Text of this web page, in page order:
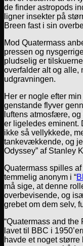
de finder astropods
ligner insekter på
Breen fast i sin
Mod Quatermass
pressen og
pludselig er
overfalder alt og alle,
udgravningen.
Her er nogle efter
genstande flyver
luftens atmosfære,
er ligeledes eminent.
ikke så vellykkede,
tankevækkende, og
Odyssey” af Stanley
Quatermass spilles
temmelig anonym i “
må sige, at denne
overbevisende, og
grebet om dem selv,
“Quatermass and the
lavet til BBC i
havde et noget